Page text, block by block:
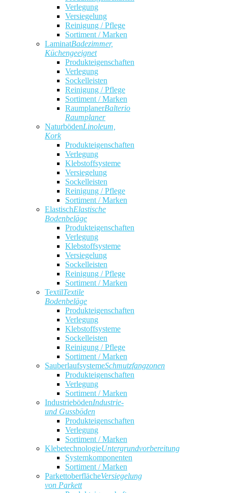
Verlegung
Versiegelung
Reinigung / Pflege
Sortiment / Marken
LaminatBadezimmer,
Küchengeeignet
Produkteigenschaften
Verlegung
Sockelleisten
Reinigung / Pflege
Sortiment / Marken
RaumplanerBalterio
Raumplaner
NaturbödenLinoleum,
Kork
Produkteigenschaften
Verlegung
Klebstoffsysteme
Versiegelung
Sockelleisten
Reinigung / Pflege
Sortiment / Marken
ElastischElastische
Bodenbeläge
Produkteigenschaften
Verlegung
Klebstoffsysteme
Versiegelung
Sockelleisten
Reinigung / Pflege
Sortiment / Marken
TextilTextile
Bodenbeläge
Produkteigenschaften
Verlegung
Klebstoffsysteme
Sockelleisten
Reinigung / Pflege
Sortiment / Marken
SauberlaufsystemeSchmutzfangzonen
Produkteigenschaften
Verlegung
Sortiment / Marken
IndustriebödenIndustrie-
und Gussböden
Produkteigenschaften
Verlegung
Sortiment / Marken
KlebetechnologieUntergrundvorbereitung
Systemkomponenten
Sortiment / Marken
ParkettoberflächeVersiegelung
von Parkett